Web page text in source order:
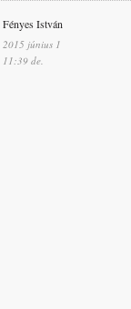
Fényes István
2015 június 1
11:39 de.